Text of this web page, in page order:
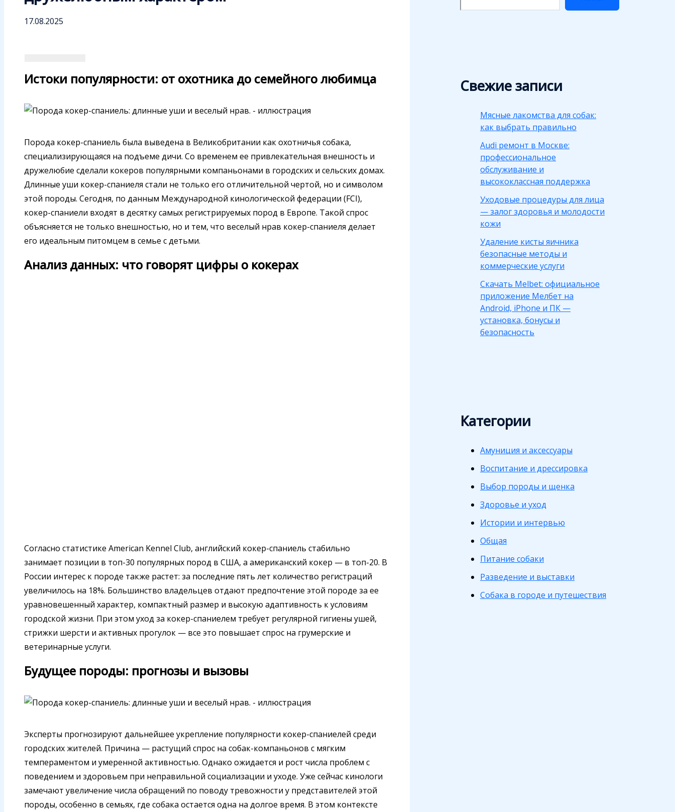
17.08.2025
Истоки популярности: от охотника до семейного любимца
Порода кокер-спаниель была выведена в Великобритании как охотничья собака,
специализирующаяся на подъеме дичи. Со временем ее привлекательная внешность и
дружелюбие сделали кокеров популярными компаньонами в городских и сельских домах.
Длинные уши кокер-спаниеля стали не только его отличительной чертой, но и символом
этой породы. Сегодня, по данным Международной кинологической федерации (FCI),
кокер-спаниели входят в десятку самых регистрируемых пород в Европе. Такой спрос
объясняется не только внешностью, но и тем, что веселый нрав кокер-спаниеля делает
его идеальным питомцем в семье с детьми.
Анализ данных: что говорят цифры о кокерах
Согласно статистике American Kennel Club, английский кокер-спаниель стабильно
занимает позиции в топ-30 популярных пород в США, а американский кокер — в топ-20. В
России интерес к породе также растет: за последние пять лет количество регистраций
увеличилось на 18%. Большинство владельцев отдают предпочтение этой породе за ее
уравновешенный характер, компактный размер и высокую адаптивность к условиям
городской жизни. При этом уход за кокер-спаниелем требует регулярной гигиены ушей,
стрижки шерсти и активных прогулок — все это повышает спрос на грумерские и
ветеринарные услуги.
Будущее породы: прогнозы и вызовы
Эксперты прогнозируют дальнейшее укрепление популярности кокер-спаниелей среди
городских жителей. Причина — растущий спрос на собак-компаньонов с мягким
темпераментом и умеренной активностью. Однако ожидается и рост числа проблем с
поведением и здоровьем при неправильной социализации и уходе. Уже сейчас кинологи
замечают увеличение числа обращений по поводу тревожности у представителей этой
породы, особенно в семьях, где собака остается одна на долгое время. В этом контексте
Свежие записи
Мясные лакомства для собак:
как выбрать правильно
Audi ремонт в Москве:
профессиональное
обслуживание и
высококлассная поддержка
Уходовые процедуры для лица
— залог здоровья и молодости
кожи
Удаление кисты яичника
безопасные методы и
коммерческие услуги
Скачать Melbet: официальное
приложение Мелбет на
Android, iPhone и ПК —
установка, бонусы и
безопасность
Категории
Амуниция и аксессуары
Воспитание и дрессировка
Выбор породы и щенка
Здоровье и уход
Истории и интервью
Общая
Питание собаки
Разведение и выставки
Собака в городе и путешествия